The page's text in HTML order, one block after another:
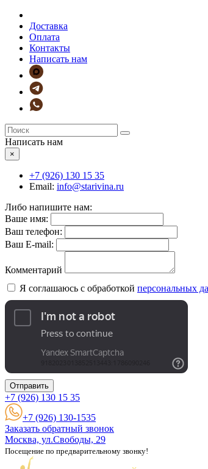
Доставка
Оплата
Контакты
Написать нам
Написать нам
×
+7 (926) 130 15 35
Email: info@starivina.ru
Либо напишите нам:
Ваше имя:
Ваш телефон:
Ваш E-mail:
Комментарий
Я соглашаюсь с обработкой персональных
Отправить
+7 (926) 130 15 35
+7 (926) 130-1535
Заказать обратный звонок
Москва, ул.Свободы, 29
Посещение по предварительному звонку!